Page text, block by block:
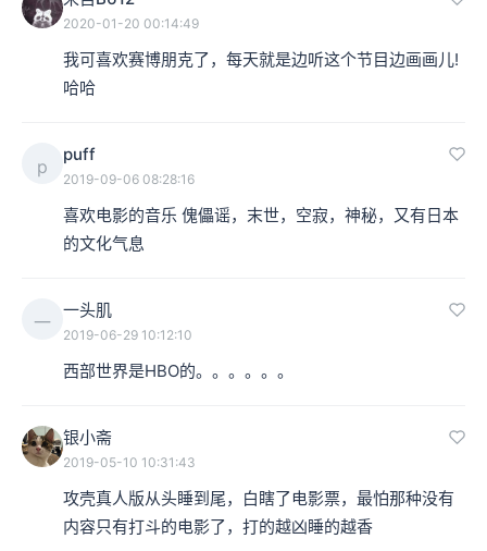
2020-01-20 00:14:49
我可喜欢赛博朋克了，每天就是边听这个节目边画画儿!
哈哈
p
puff
2019-09-06 08:28:16
喜欢电影的音乐 傀儡谣，末世，空寂，神秘，又有日本
的文化气息
一
一头肌
2019-06-29 10:12:10
西部世界是HBO的。。。。。。
银小斋
2019-05-10 10:31:43
攻壳真人版从头睡到尾，白瞎了电影票，最怕那种没有
内容只有打斗的电影了，打的越凶睡的越香